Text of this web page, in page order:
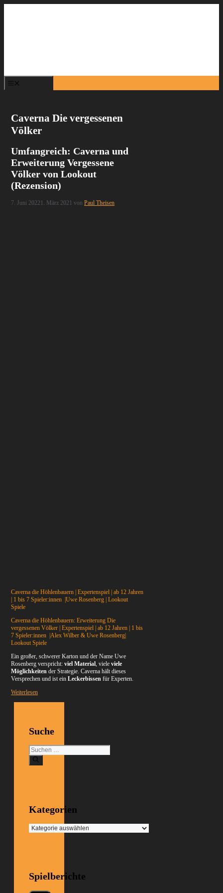
Caverna Die vergessenen
Völker
Umfangreich: Caverna und
Erweiterung Vergessene
Völker von Lookout
(Rezension)
7. Juni 20221. März 2021 vonPaul Theisen
Caverna die Höhlenbauern | Expertenspiel | ab 12 Jahren
| 1 bis 7 Spieler:innen |Uwe Rosenberg | Lookout
Spiele
Caverna die Höhlenbauern: Erweiterung Die
vergessenen Völker | Expertenspiel | ab 12 Jahren | 1 bis
7 Spieler:innen |Alex Wilber & Uwe Rosenberg|
Lookout Spiele
Ein großer, schwerer Karton und der Name Uwe
Rosenberg verspricht:viel Material, vieleviele
Möglichkeiten der Strategie. Caverna hält dieses
Versprechen und ist einLeckerbissen für Experten.
Weiterlesen
Suche
Suchen
nach:
Kategorien
Kategorien
Spielberichte